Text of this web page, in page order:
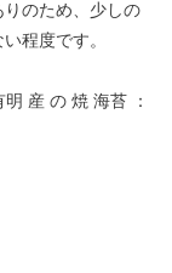
のため、少しの
程度です。
産 の 焼 海苔 ：